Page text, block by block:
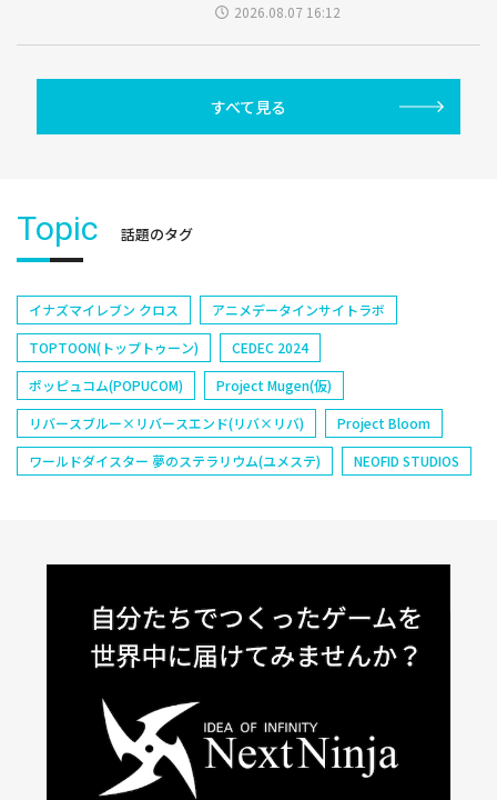
2026.08.07 16:12
すべて見る
Topic 話題のタグ
イナズマイレブン クロス
アニメデータインサイトラボ
TOPTOON(トップトゥーン)
CEDEC 2024
ポッピュコム(POPUCOM)
Project Mugen(仮)
リバースブルー×リバースエンド(リバ×リバ)
Project Bloom
ワールドダイスター 夢のステラリウム(ユメステ)
NEOFID STUDIOS